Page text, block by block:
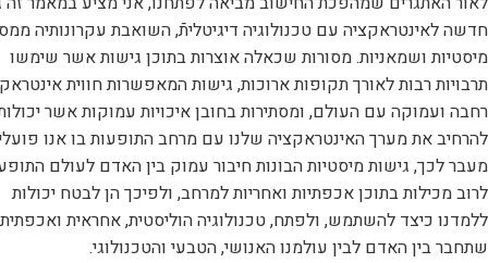
חדשה לאינטראקציה עם טכנולוגיה דיגיטליתֿ, השואבת עקרונותיה
מיסטיות ושמאניות. מסורות שכאלה אוצרות בתוכן גישות אשר שימשו
תרבויות רבות לאורך תקופות ארוכות, גישות המאפשרות חווית
רחבה ועמוקה עם העולם, ומסתירות בחובן איכויות עמוקות אשר
להרחיב את מערך האינטראקציה שלנו עם מרחב התופעות בו אנו
מעבר לכך, גישות מיסטיות הבונות חיבור עמוק בין האדם לעולם
לרוב מכילות בתוכן אכפתיות ואחריות למרחב, ולפיכך הן לבטח יכולות
ללמדנו כיצד להשתמש, ולפתח, טכנולוגיה הוליסטית, אחראית
שתחבר בין האדם לבין עולמנו האנושי, הטבעי והטכנולוגי.